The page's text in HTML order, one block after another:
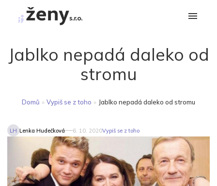
Jablko nepadá daleko od
stromu
Domů » Vypiš se z toho » Jablko nepadá daleko od stromu
LH Lenka Hudečková 6. 10. 2020Vypiš se z toho